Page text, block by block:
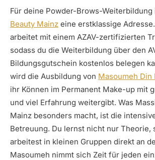
Für deine Powder-Brows-Weiterbildung
Beauty Mainz eine erstklassige
arbeitet mit einem AZAV-zertifizierten
sodass du die Weiterbildung über den
Bildungsgutschein kostenlos belegen
wird die Ausbildung von Masoumeh Din
ihr Können im Permanent Make-up mit
und viel Erfahrung weitergibt. Was
Mainz besonders macht, ist die
Betreuung. Du lernst nicht nur Theorie,
arbeitest in kleinen Gruppen direkt an
Masoumeh nimmt sich Zeit für jeden